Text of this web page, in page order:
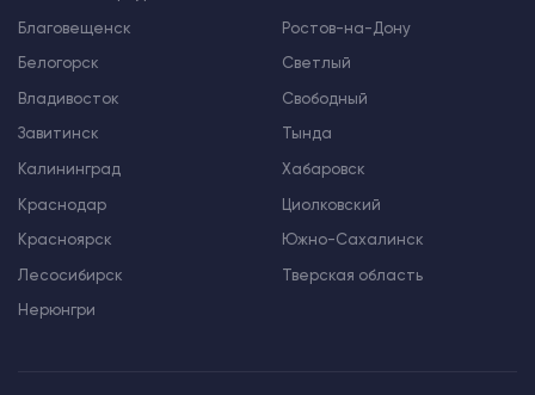
Благовещенск
Белогорск
Владивосток
Завитинск
Калининград
Краснодар
Красноярск
Лесосибирск
Нерюнгри
Ростов-на-Дону
Светлый
Свободный
Тында
Хабаровск
Циолковский
Южно-Сахалинск
Тверская область